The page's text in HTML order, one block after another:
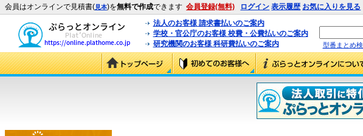
会員はオンラインで見積書(見本)を無料で作成できます 会員登録(無料) ログイン 表示履歴 お気に入りを見る
法人のお客様 請求書払いのご案内
学校・官公庁のお客様 校費・公費払いのご案内
研究機関のお客様 科研費払いのご案内
型番まとめ